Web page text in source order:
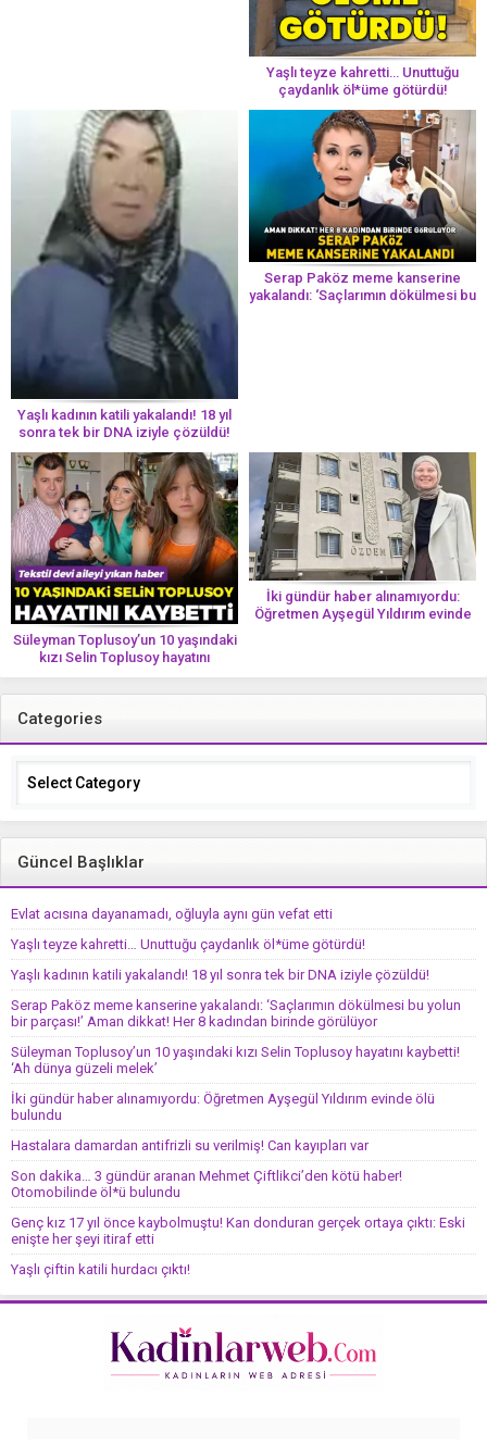
Yaşlı teyze kahretti… Unuttuğu
çaydanlık öl*üme götürdü!
Yaşlı kadının katili yakalandı! 18 yıl
sonra tek bir DNA iziyle çözüldü!
Serap Paköz meme kanserine
yakalandı: ‘Saçlarımın dökülmesi bu
Süleyman Toplusoy’un 10 yaşındaki
kızı Selin Toplusoy hayatını
kaybetti! ‘Ah dünya güzeli melek’
İki gündür haber alınamıyordu:
Öğretmen Ayşegül Yıldırım evinde
Categories
Categories
Güncel Başlıklar
Evlat acısına dayanamadı, oğluyla aynı gün vefat etti
Yaşlı teyze kahretti… Unuttuğu çaydanlık öl*üme götürdü!
Yaşlı kadının katili yakalandı! 18 yıl sonra tek bir DNA iziyle çözüldü!
Serap Paköz meme kanserine yakalandı: ‘Saçlarımın dökülmesi bu yolun
bir parçası!’ Aman dikkat! Her 8 kadından birinde görülüyor
Süleyman Toplusoy’un 10 yaşındaki kızı Selin Toplusoy hayatını kaybetti!
‘Ah dünya güzeli melek’
İki gündür haber alınamıyordu: Öğretmen Ayşegül Yıldırım evinde ölü
bulundu
Hastalara damardan antifrizli su verilmiş! Can kayıpları var
Son dakika… 3 gündür aranan Mehmet Çiftlikci’den kötü haber!
Otomobilinde öl*ü bulundu
Genç kız 17 yıl önce kaybolmuştu! Kan donduran gerçek ortaya çıktı: Eski
enişte her şeyi itiraf etti
Yaşlı çiftin katili hurdacı çıktı!